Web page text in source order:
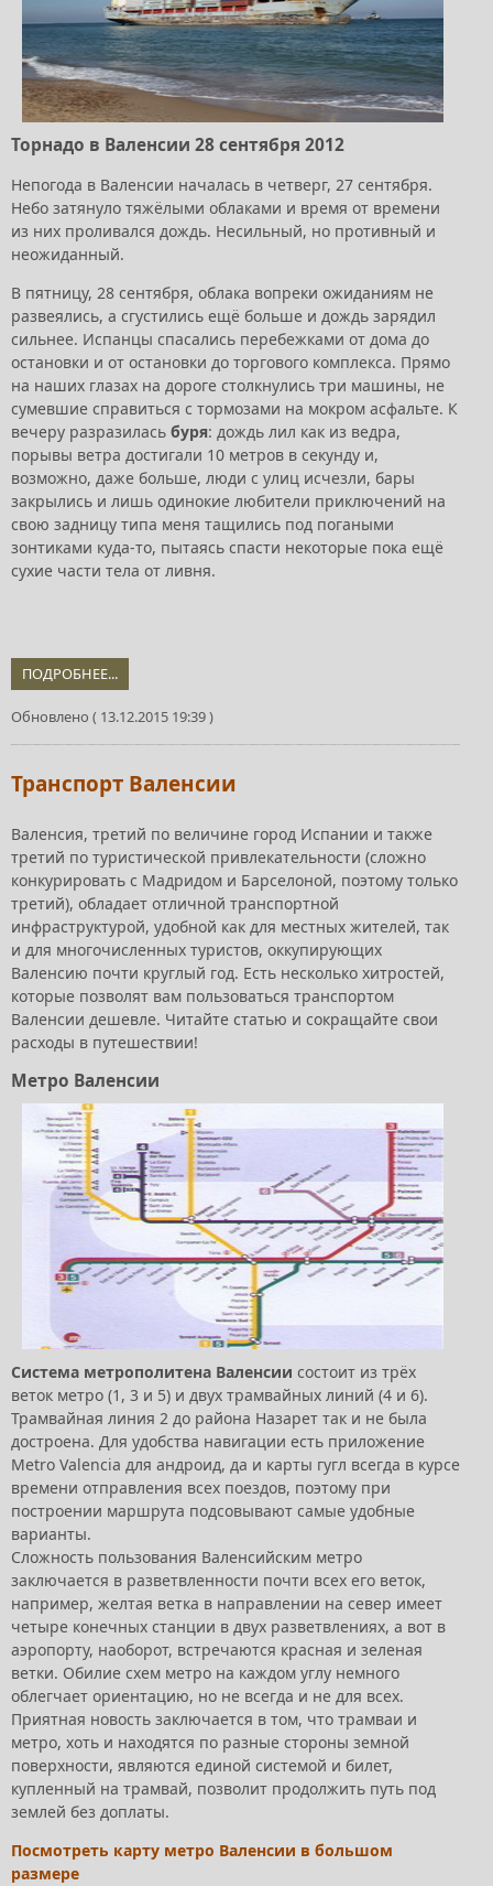
Торнадо в Валенсии 28 сентября 2012
Непогода в Валенсии началась в четверг, 27 сентября.
Небо затянуло тяжёлыми облаками и время от времени
из них проливался дождь. Несильный, но противный и
неожиданный.
В пятницу, 28 сентября, облака вопреки ожиданиям не
развеялись, а сгустились ещё больше и дождь зарядил
сильнее. Испанцы спасались перебежками от дома до
остановки и от остановки до торгового комплекса. Прямо
на наших глазах на дороге столкнулись три машины, не
сумевшие справиться с тормозами на мокром асфальте. К
вечеру разразилась буря: дождь лил как из ведра,
порывы ветра достигали 10 метров в секунду и,
возможно, даже больше, люди с улиц исчезли, бары
закрылись и лишь одинокие любители приключений на
свою задницу типа меня тащились под погаными
зонтиками куда-то, пытаясь спасти некоторые пока ещё
сухие части тела от ливня.
ПОДРОБНЕЕ...
Обновлено ( 13.12.2015 19:39 )
Транспорт Валенсии
Валенсия, третий по величине город Испании и также
третий по туристической привлекательности (сложно
конкурировать с Мадридом и Барселоной, поэтому только
третий), обладает отличной транспортной
инфраструктурой, удобной как для местных жителей, так
и для многочисленных туристов, оккупирующих
Валенсию почти круглый год. Есть несколько хитростей,
которые позволят вам пользоваться транспортом
Валенсии дешевле. Читайте статью и сокращайте свои
расходы в путешествии!
Метро Валенсии
Система метрополитена Валенсии состоит из трёх
веток метро (1, 3 и 5) и двух трамвайных линий (4 и 6).
Трамвайная линия 2 до района Назарет так и не была
достроена. Для удобства навигации есть приложение
Metro Valencia для андроид, да и карты гугл всегда в курсе
времени отправления всех поездов, поэтому при
построении маршрута подсовывают самые удобные
варианты.
Сложность пользования Валенсийским метро
заключается в разветвленности почти всех его веток,
например, желтая ветка в направлении на север имеет
четыре конечных станции в двух разветвлениях, а вот в
аэропорту, наоборот, встречаются красная и зеленая
ветки. Обилие схем метро на каждом углу немного
облегчает ориентацию, но не всегда и не для всех.
Приятная новость заключается в том, что трамваи и
метро, хоть и находятся по разные стороны земной
поверхности, являются единой системой и билет,
купленный на трамвай, позволит продолжить путь под
землей без доплаты.
Посмотреть карту метро Валенсии в большом
размере